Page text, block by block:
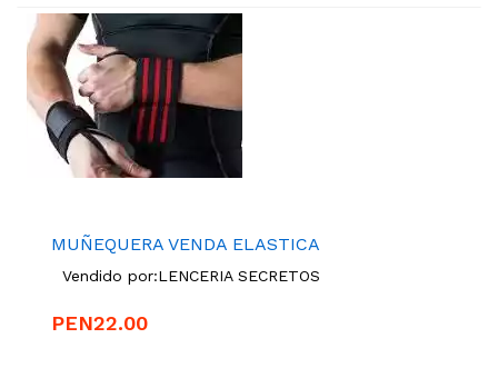
MUÑEQUERA VENDA ELASTICA
Vendido por:LENCERIA SECRETOS
PEN22.00